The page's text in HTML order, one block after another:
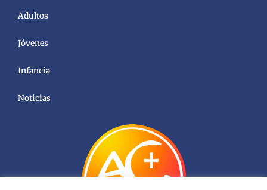
Adultos
Jóvenes
Infancia
Noticias